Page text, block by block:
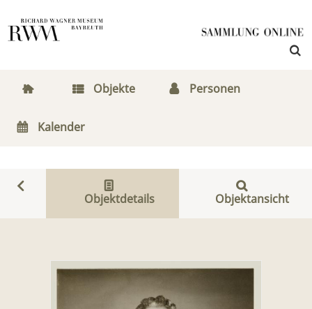
Objekte Personen
Kalender
Objektdetails Objektansicht